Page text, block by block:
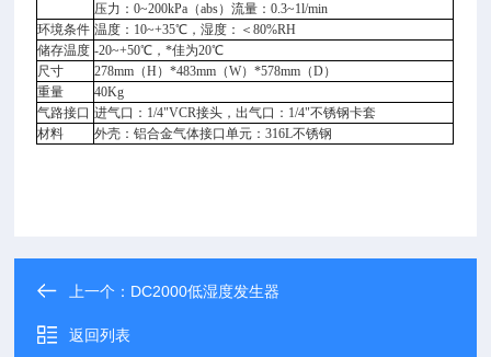
压力：0~200kPa（abs）流量：0.3~1l/min
环境条件 温度：10~+35℃，湿度：＜80%RH
储存温度 -20~+50℃，*佳为20℃
尺寸
278mm（H）*483mm（W）*578mm（D）
重量
40Kg
气路接口 进气口：1/4"VCR接头，出气口：1/4"不锈钢卡套
材料
外壳：铝合金气体接口单元：316L不锈钢
上一个： DC2000低湿度发生器
返回列表